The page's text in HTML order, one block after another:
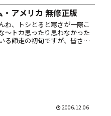
宙空間...
・アメリカ 無修正版
わ、トシとると寒さが一際こ
～トカ思ったり思わなかった
る師走の初旬ですが、皆さま
2006.12.06